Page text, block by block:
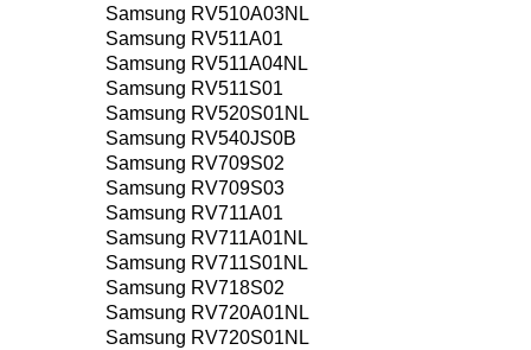
Samsung RV510A03NL
Samsung RV511A01
Samsung RV511A04NL
Samsung RV511S01
Samsung RV520S01NL
Samsung RV540JS0B
Samsung RV709S02
Samsung RV709S03
Samsung RV711A01
Samsung RV711A01NL
Samsung RV711S01NL
Samsung RV718S02
Samsung RV720A01NL
Samsung RV720S01NL